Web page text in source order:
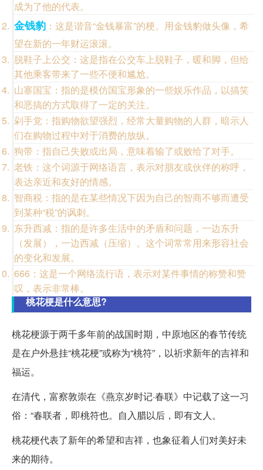
成为了他的代表。
金钱豹 ：这是谐音“金钱暴富”的梗。用金钱豹做头像，希
望在新的一年财运滚滚。
脱鞋子上公交：这是指在公交车上脱鞋子，暖和脚，但给
其他乘客带来了一些不便和尴尬。
山寨国宝：指的是模仿国宝形象的一些娱乐作品，以搞笑
和恶搞的方式取得了一定的关注。
剁手党：指购物欲望强烈，经常大量购物的人群，暗示人
们在购物过程中对于消费的放纵。
狗带：指自己失败或出局，意味着输了或败给了对手。
老铁：这个词源于网络语言，表示对朋友或伙伴的称呼，
表达亲近和友好的情感。
智商税：指的是在某些情况下因为自己的智商不够而遭受
到某种“税”的讽刺。
东升西减：指的是许多生活中的矛盾和问题，一边东升
（发展），一边西减（压缩）。这个词常常用来形容社会
的变化和发展。
666：这是一个网络流行语，表示对某件事情的称赞和赞
叹，表示非常棒。
桃花梗是什么意思?
桃花梗源于两千多年前的战国时期，中原地区的春节传统
是在户外悬挂“桃花梗”或称为“桃符”，以祈求新年的吉祥和
福运。
在清代，富察敦崇在《燕京岁时记·春联》中记载了这一习
俗：“春联者，即桃符也。自入腊以后，即有文人。
桃花梗代表了新年的希望和吉祥，也象征着人们对美好未
来的期待。